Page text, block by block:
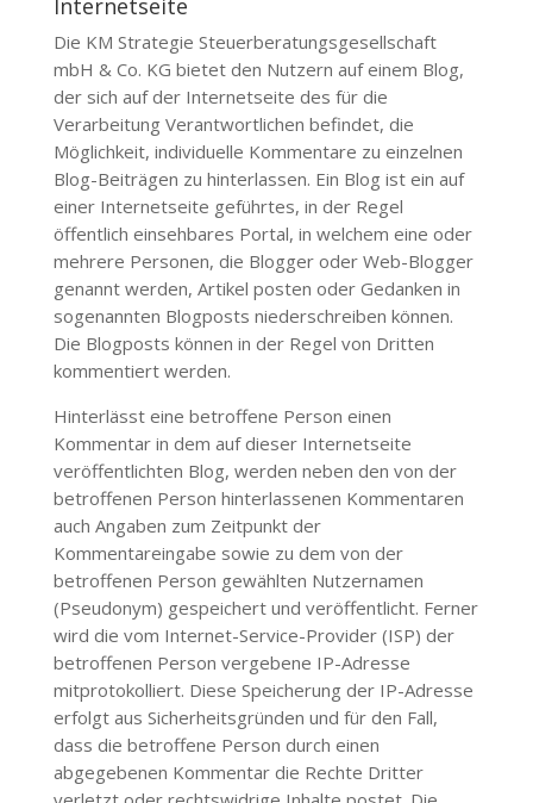
Internetseite
Die KM Strategie Steuerberatungsgesellschaft
mbH & Co. KG bietet den Nutzern auf einem Blog,
der sich auf der Internetseite des für die
Verarbeitung Verantwortlichen befindet, die
Möglichkeit, individuelle Kommentare zu einzelnen
Blog-Beiträgen zu hinterlassen. Ein Blog ist ein auf
einer Internetseite geführtes, in der Regel
öffentlich einsehbares Portal, in welchem eine oder
mehrere Personen, die Blogger oder Web-Blogger
genannt werden, Artikel posten oder Gedanken in
sogenannten Blogposts niederschreiben können.
Die Blogposts können in der Regel von Dritten
kommentiert werden.
Hinterlässt eine betroffene Person einen
Kommentar in dem auf dieser Internetseite
veröffentlichten Blog, werden neben den von der
betroffenen Person hinterlassenen Kommentaren
auch Angaben zum Zeitpunkt der
Kommentareingabe sowie zu dem von der
betroffenen Person gewählten Nutzernamen
(Pseudonym) gespeichert und veröffentlicht. Ferner
wird die vom Internet-Service-Provider (ISP) der
betroffenen Person vergebene IP-Adresse
mitprotokolliert. Diese Speicherung der IP-Adresse
erfolgt aus Sicherheitsgründen und für den Fall,
dass die betroffene Person durch einen
abgegebenen Kommentar die Rechte Dritter